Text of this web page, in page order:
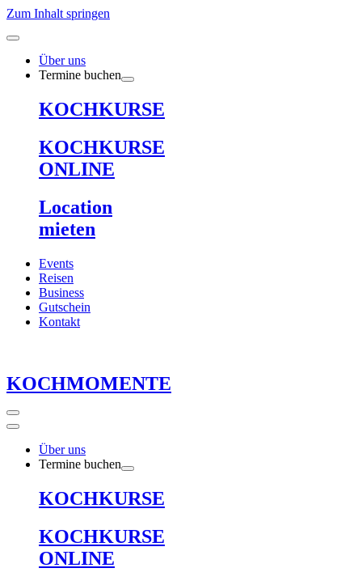
Zum Inhalt springen
Über uns
Termine buchen
KOCHKURSE
KOCHKURSE
ONLINE
Location
mieten
Events
Reisen
Business
Gutschein
Kontakt
KOCHMOMENTE
Über uns
Termine buchen
KOCHKURSE
KOCHKURSE
ONLINE